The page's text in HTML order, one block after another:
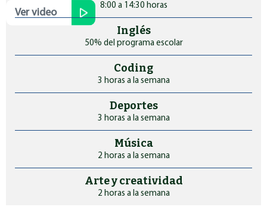
Ver video
8:00 a 14:30 horas
Inglés
50% del programa escolar
Coding
3 horas a la semana
Deportes
3 horas a la semana
Música
2 horas a la semana
Arte y creatividad
2 horas a la semana